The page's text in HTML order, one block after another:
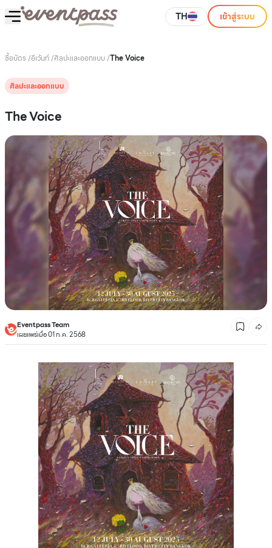
TH เข้าสู่ระบบ
ซื้อบัตร /อีเว้นท์/ศิลปะและออกแบบ/The Voice
ศิลปะและออกแบบ
The Voice
Eventpass Team
เผยแพร่เมื่อ 01 ก.ค. 2568